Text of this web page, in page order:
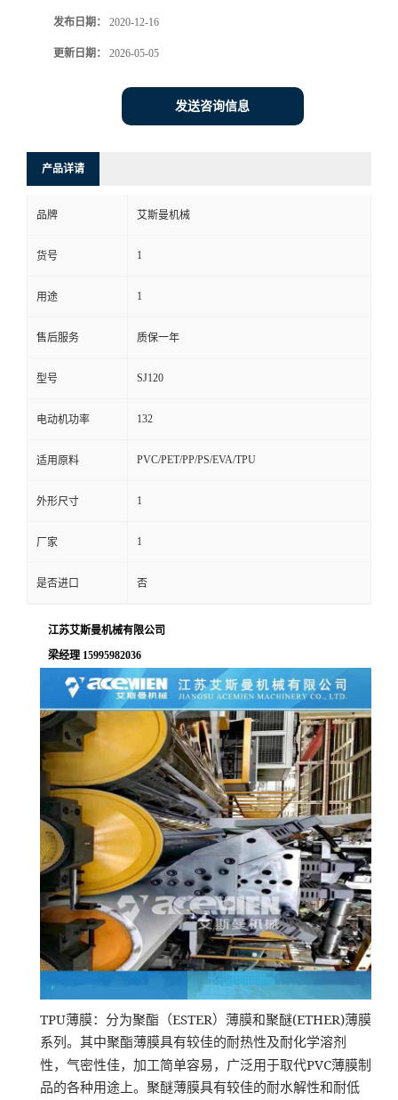
发布日期： 2020-12-16
更新日期： 2026-05-05
发送咨询信息
产品详请
品牌 艾斯曼机械
货号 1
用途 1
售后服务 质保一年
型号 SJ120
电动机功率 132
适用原料 PVC/PET/PP/PS/EVA/TPU
外形尺寸 1
厂家 1
是否进口 否
江苏艾斯曼机械有限公司
梁经理 15995982036
TPU薄膜：分为聚酯（ESTER）薄膜和聚醚(ETHER)薄膜
系列。其中聚酯薄膜具有较佳的耐热性及耐化学溶剂
性，气密性佳，加工简单容易，广泛用于取代PVC薄膜制
品的各种用途上。聚醚薄膜具有较佳的耐水解性和耐低